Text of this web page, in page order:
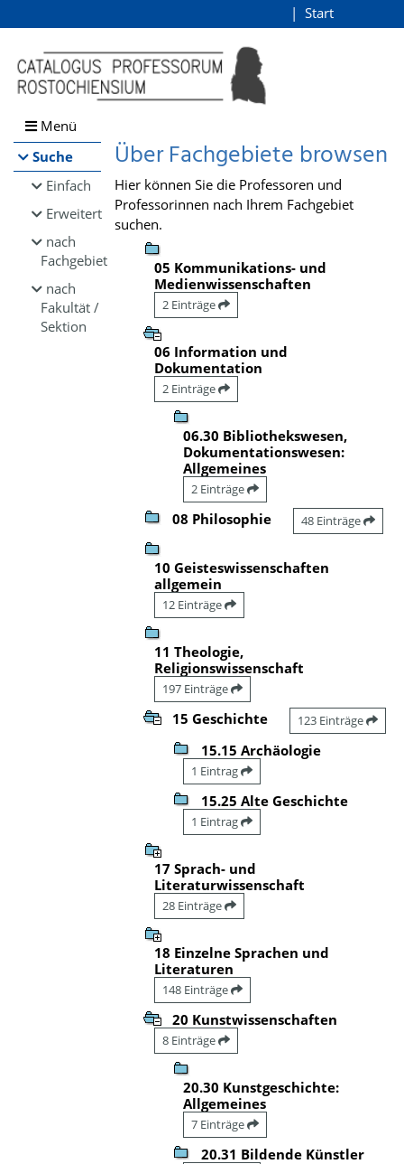
Browsen
direkt zum Inhalt
Start
Menü
Suche
Einfach
Erweitert
nach
Fachgebiet
nach
Fakultät /
Sektion
Über Fachgebiete browsen
Hier können Sie die Professoren und
Professorinnen nach Ihrem Fachgebiet
suchen.
05 Kommunikations- und
Medienwissenschaften
2 Einträge
06 Information und
Dokumentation
2 Einträge
06.30 Bibliothekswesen,
Dokumentationswesen:
Allgemeines
2 Einträge
08 Philosophie 48 Einträge
10 Geisteswissenschaften
allgemein
12 Einträge
11 Theologie,
Religionswissenschaft
197 Einträge
15 Geschichte 123 Einträge
15.15 Archäologie
1 Eintrag
15.25 Alte Geschichte
1 Eintrag
17 Sprach- und
Literaturwissenschaft
28 Einträge
18 Einzelne Sprachen und
Literaturen
148 Einträge
20 Kunstwissenschaften
8 Einträge
20.30 Kunstgeschichte:
Allgemeines
7 Einträge
20.31 Bildende Künstler